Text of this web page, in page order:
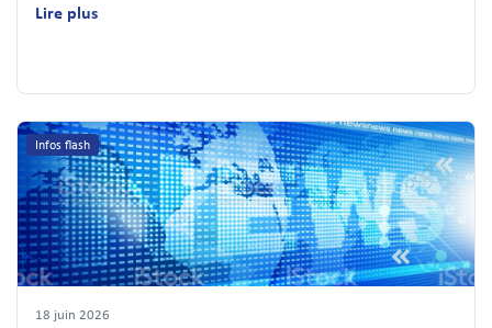
Lire plus
Infos flash
18 juin 2026